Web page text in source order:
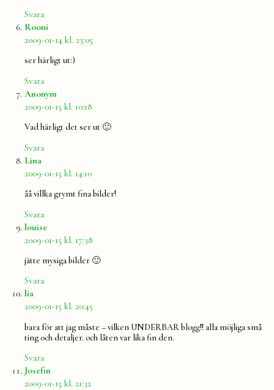
Svara
Rooni
2009-01-14 kl. 23:05
ser härligt ut:)
Svara
Anonym
2009-01-15 kl. 10:18
Vad härligt det ser ut 🙂
Svara
Lina
2009-01-15 kl. 14:10
åå villka grymt fina bilder!
Svara
louisesäger:
2009-01-15 kl. 17:38
jätte mysiga bilder 🙂
Svara
lia
2009-01-15 kl. 20:45
bara för att jag måste – vilken UNDERBAR blogg!! alla möjliga små
ting och detaljer. och låten var lika fin den.
Svara
Josefin
2009-01-15 kl. 21:32